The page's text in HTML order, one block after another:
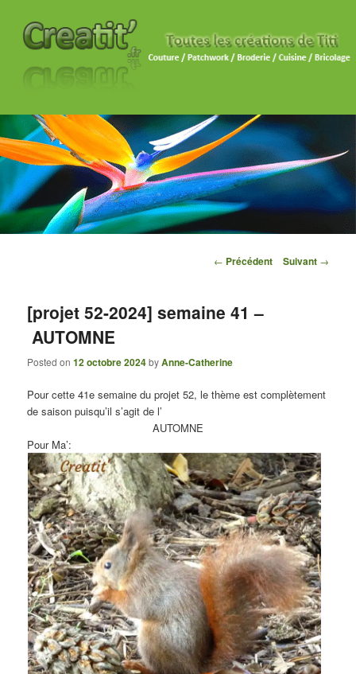
Navigation des articles
← Précédent Suivant →
[projet 52-2024] semaine 41 –
AUTOMNE
Posted on12 octobre 2024byAnne-Catherine
Pour cette 41e semaine du projet 52, le thème est complètement
de saison puisqu’il s’agit de l’
AUTOMNE
Pour Ma’: